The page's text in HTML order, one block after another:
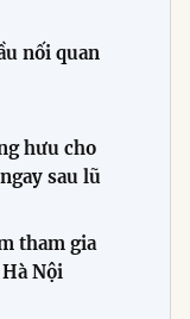
nối quan
hưu cho
sau lũ
tham gia
Nội